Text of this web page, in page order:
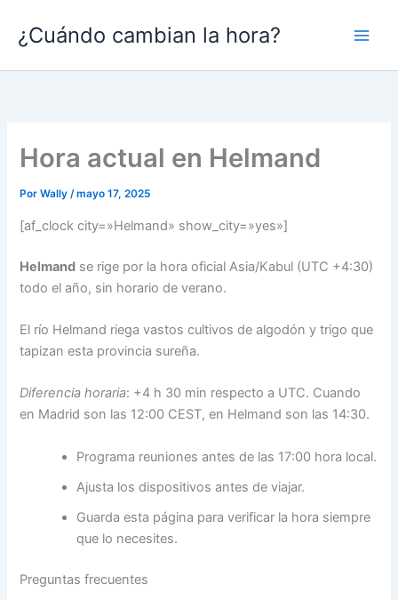
contenido
¿Cuándo cambian la hora?
Hora actual en Helmand
PorWally/mayo 17, 2025
[af_clock city=»Helmand» show_city=»yes»]
Helmand se rige por la hora oficial Asia/Kabul (UTC +4:30)
todo el año, sin horario de verano.
El río Helmand riega vastos cultivos de algodón y trigo que
tapizan esta provincia sureña.
Diferencia horaria: +4 h 30 min respecto a UTC. Cuando
en Madrid son las 12:00 CEST, en Helmand son las 14:30.
Programa reuniones antes de las 17:00 hora local.
Ajusta los dispositivos antes de viajar.
Guarda esta página para verificar la hora siempre
que lo necesites.
Preguntas frecuentes